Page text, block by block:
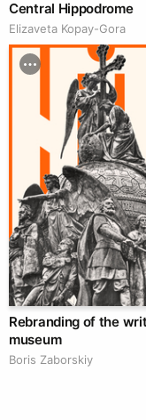
Central Hippodrome
Elizaveta Kopay-Gora
Rebranding of the
museum
Boris Zaborskiy